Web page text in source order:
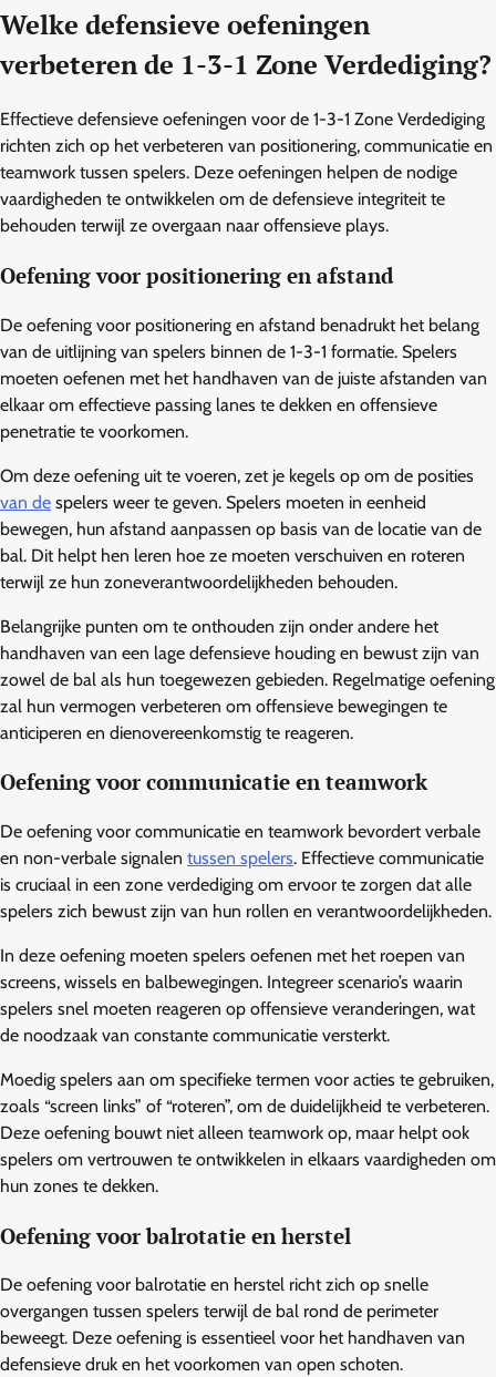
Welke defensieve oefeningen
verbeteren de 1-3-1 Zone Verdediging?
Effectieve defensieve oefeningen voor de 1-3-1 Zone Verdediging
richten zich op het verbeteren van positionering, communicatie en
teamwork tussen spelers. Deze oefeningen helpen de nodige
vaardigheden te ontwikkelen om de defensieve integriteit te
behouden terwijl ze overgaan naar offensieve plays.
Oefening voor positionering en afstand
De oefening voor positionering en afstand benadrukt het belang
van de uitlijning van spelers binnen de 1-3-1 formatie. Spelers
moeten oefenen met het handhaven van de juiste afstanden van
elkaar om effectieve passing lanes te dekken en offensieve
penetratie te voorkomen.
Om deze oefening uit te voeren, zet je kegels op om de posities
van de spelers weer te geven. Spelers moeten in eenheid
bewegen, hun afstand aanpassen op basis van de locatie van de
bal. Dit helpt hen leren hoe ze moeten verschuiven en roteren
terwijl ze hun zoneverantwoordelijkheden behouden.
Belangrijke punten om te onthouden zijn onder andere het
handhaven van een lage defensieve houding en bewust zijn van
zowel de bal als hun toegewezen gebieden. Regelmatige oefening
zal hun vermogen verbeteren om offensieve bewegingen te
anticiperen en dienovereenkomstig te reageren.
Oefening voor communicatie en teamwork
De oefening voor communicatie en teamwork bevordert verbale
en non-verbale signalen tussen spelers. Effectieve communicatie
is cruciaal in een zone verdediging om ervoor te zorgen dat alle
spelers zich bewust zijn van hun rollen en verantwoordelijkheden.
In deze oefening moeten spelers oefenen met het roepen van
screens, wissels en balbewegingen. Integreer scenario’s waarin
spelers snel moeten reageren op offensieve veranderingen, wat
de noodzaak van constante communicatie versterkt.
Moedig spelers aan om specifieke termen voor acties te gebruiken,
zoals “screen links” of “roteren”, om de duidelijkheid te verbeteren.
Deze oefening bouwt niet alleen teamwork op, maar helpt ook
spelers om vertrouwen te ontwikkelen in elkaars vaardigheden om
hun zones te dekken.
Oefening voor balrotatie en herstel
De oefening voor balrotatie en herstel richt zich op snelle
overgangen tussen spelers terwijl de bal rond de perimeter
beweegt. Deze oefening is essentieel voor het handhaven van
defensieve druk en het voorkomen van open schoten.